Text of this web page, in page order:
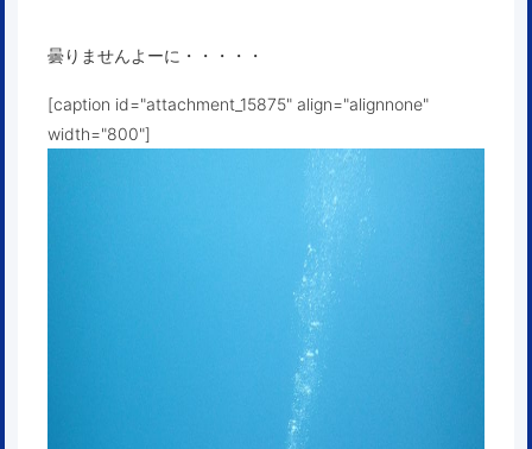
曇りませんよーに・・・・・
[caption id="attachment_15875" align="alignnone"
width="800"]